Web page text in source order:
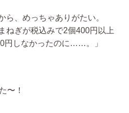
ら、めっちゃありがたい。
ねぎが税込みで2個400円以上
円しなかったのに……。」
〜！